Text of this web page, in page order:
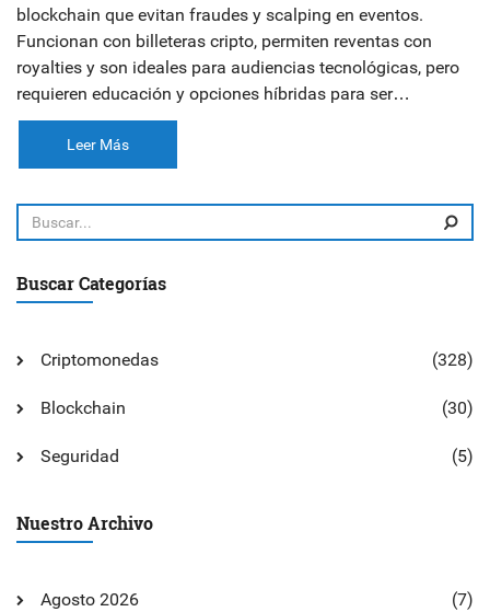
blockchain que evitan fraudes y scalping en eventos.
Funcionan con billeteras cripto, permiten reventas con
royalties y son ideales para audiencias tecnológicas, pero
requieren educación y opciones híbridas para ser
inclusivos.
Leer Más
Buscar Categorías
Criptomonedas (328)
Blockchain (30)
Seguridad (5)
Nuestro Archivo
Agosto 2026 (7)